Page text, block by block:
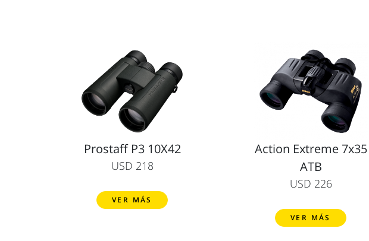
Prostaff P3 10X42
USD 218
VER MÁS
Action Extreme 7x35
ATB
USD 226
VER MÁS